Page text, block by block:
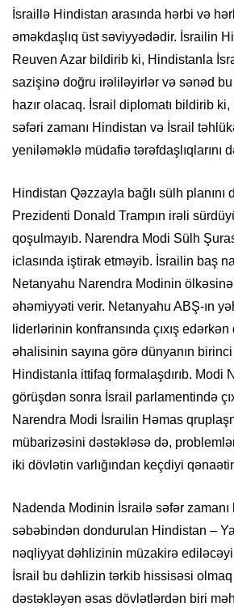
İsraillə Hindistan arasında hərbi və
əməkdaşlıq üst səviyyədədir. İsrailin
Reuven Azar bildirib ki, Hindistanla
sazişinə doğru irəliləyirlər və sənəd
hazır olacaq. İsrail diplomatı bildirib
səfəri zamanı Hindistan və İsrail
yeniləməklə müdafiə tərəfdaşlıqlarını
Hindistan Qəzzayla bağlı sülh planını
Prezidenti Donald Trampın irəli
qoşulmayıb. Narendra Modi Sülh
iclasında iştirak etməyib. İsrailin baş
Netanyahu Narendra Modinin
əhəmiyyəti verir. Netanyahu ABŞ-ın
liderlərinin konfransında çıxış edərkən
əhalisinin sayına görə dünyanın
Hindistanla ittifaq formalaşdırıb. Modi
görüşdən sonra İsrail parlamentində
Narendra Modi İsrailin Həmas
mübarizəsini dəstəkləsə də,
iki dövlətin varlığından keçdiyi
Nadenda Modinin İsrailə səfər
səbəbindən dondurulan Hindistan –
nəqliyyat dəhlizinin müzakirə ediləcəyi
İsrail bu dəhlizin tərkib hissisəsi
dəstəkləyən əsas dövlətlərdən biri